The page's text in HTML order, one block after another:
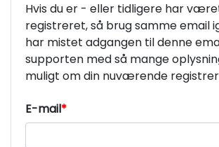
Hvis du er - eller tidligere har
registreret, så brug samme email
har mistet adgangen til denne
supporten med så mange
muligt om din nuværende
E-mail